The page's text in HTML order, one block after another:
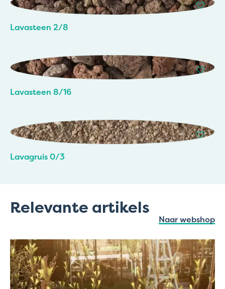
Lavasteen 2/8
Lavasteen 8/16
Lavagruis 0/3
Relevante artikels
Naar webshop